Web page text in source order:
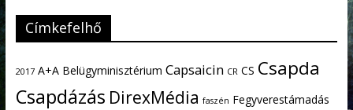
Címkefelhő
2017 A+A Belügyminisztérium Capsaicin CR CS Csapda
Csapdázás DirexMédia faszén Fegyverestámadás